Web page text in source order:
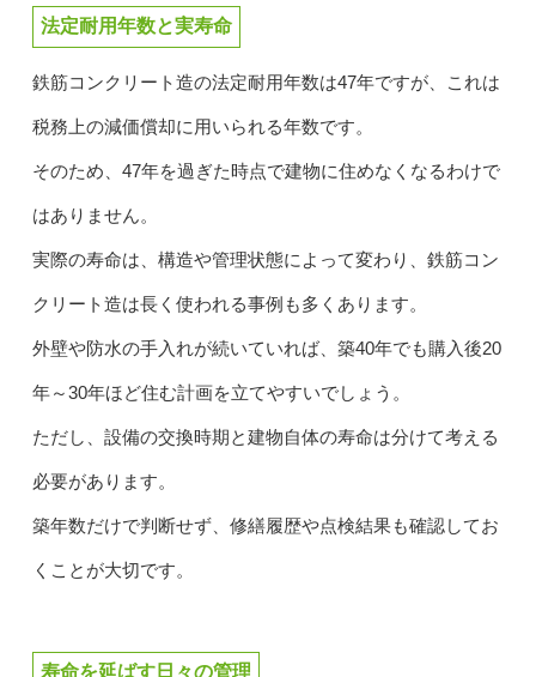
法定耐用年数と実寿命
鉄筋コンクリート造の法定耐用年数は47年ですが、これは
税務上の減価償却に用いられる年数です。
そのため、47年を過ぎた時点で建物に住めなくなるわけで
はありません。
実際の寿命は、構造や管理状態によって変わり、鉄筋コン
クリート造は長く使われる事例も多くあります。
外壁や防水の手入れが続いていれば、築40年でも購入後20
年～30年ほど住む計画を立てやすいでしょう。
ただし、設備の交換時期と建物自体の寿命は分けて考える
必要があります。
築年数だけで判断せず、修繕履歴や点検結果も確認してお
くことが大切です。
寿命を延ばす日々の管理